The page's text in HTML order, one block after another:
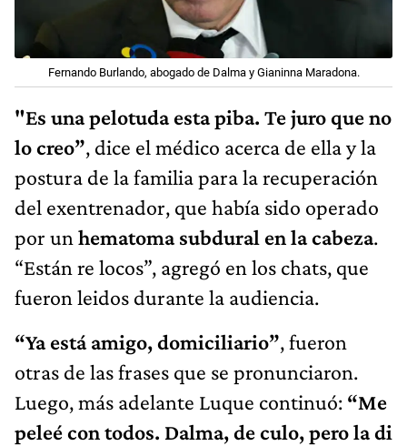
Fernando Burlando, abogado de Dalma y Gianinna Maradona.
"Es una pelotuda esta piba. Te juro que no
lo creo”, dice el médico acerca de ella y la
postura de la familia para la recuperación
del exentrenador, que había sido operado
por un hematoma subdural en la cabeza.
“Están re locos”, agregó en los chats, que
fueron leidos durante la audiencia.
“Ya está amigo, domiciliario”, fueron
otras de las frases que se pronunciaron.
Luego, más adelante Luque continuó: “Me
peleé con todos. Dalma, de culo, pero la di